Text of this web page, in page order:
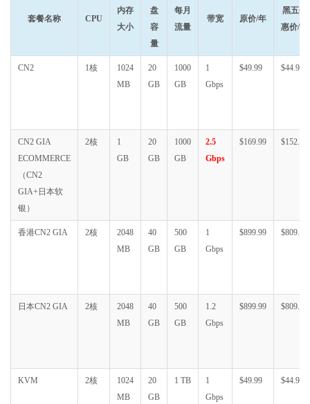
套餐名称 CPU
内存
大小
盘
容
量
每月
流量
带宽 原价/年
黑五优
惠价/年
CN2 1核
1024
MB
20
GB
1000
GB
1
Gbps
$49.99 $44.99
CN2 GIA
ECOMMERCE
（CN2
GIA+日本软
银）
2核
1
GB
20
GB
1000
GB
2.5
Gbps
$169.99 $152.99
香港CN2 GIA 2核
2048
MB
40
GB
500
GB
1
Gbps
$899.99 $809.99
日本CN2 GIA 2核
2048
MB
40
GB
500
GB
1.2
Gbps
$899.99 $809.99
KVM 2核
1024
MB
20
GB
1 TB
1
Gbps
$49.99 $44.99